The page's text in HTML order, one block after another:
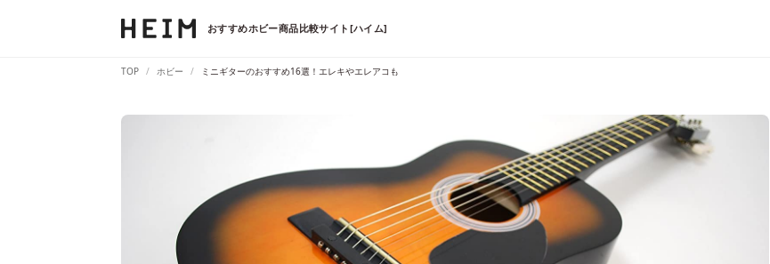
おすすめホビー商品比較サイト[ハイム]
TOP ホビー ミニギターのおすすめ16選！エレキやエレアコも